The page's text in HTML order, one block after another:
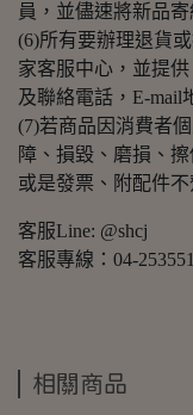
員，並儘速將新品寄
(6)所有要辦理退貨
家客服中心，並提
及聯絡電話，E-mail
(7)若商品因消費者
障、損毀、磨損、
或是發票、附配件
客服Line: @shcj
客服專線：04-
相關商品